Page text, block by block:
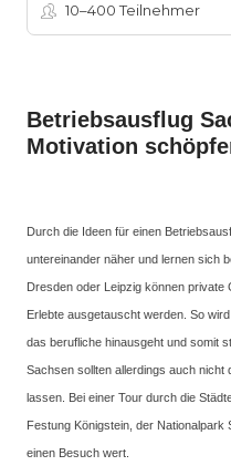
10–400Teilnehmer
Betriebsausflug
Motivation
Durch die Ideen für einen
untereinander näher und lernen sich
Dresden oder Leipzig können
Erlebte ausgetauscht werden. So
das berufliche hinausgeht und somit
Sachsen sollten allerdings auch nicht
lassen. Bei einer Tour durch die
Festung Königstein, der
einen Besuch wert.